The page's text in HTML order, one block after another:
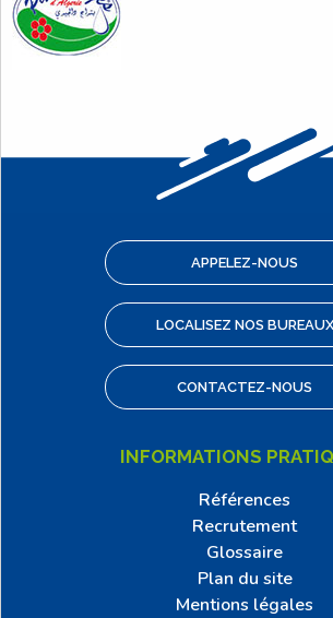
APPELEZ-NOUS
LOCALISEZ NOS BUREAUX
CONTACTEZ-NOUS
INFORMATIONS
Références
Recrutement
Glossaire
Plan du site
Mentions légales